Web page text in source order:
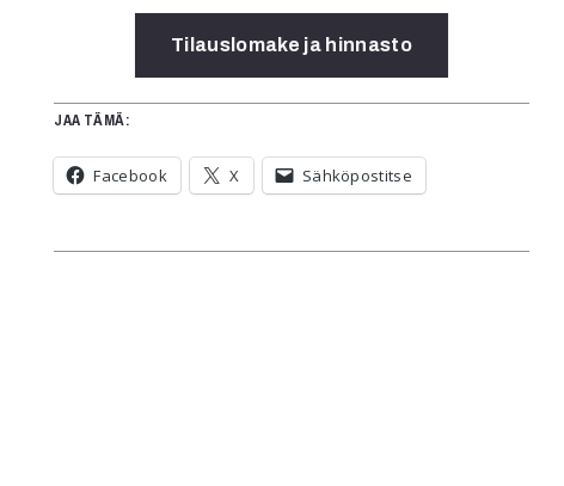
Tilauslomake ja hinnasto
JAA TÄMÄ:
Facebook X Sähköpostitse